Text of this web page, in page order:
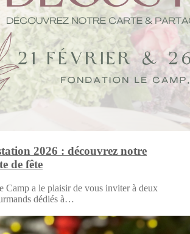
2026 : découvrez notre
de fête
Camp a le plaisir de vous inviter à deux
dédiés à…